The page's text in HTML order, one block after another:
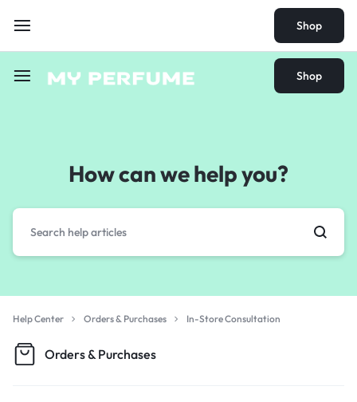
Shop
Shop
How can we help you?
Help Center Orders & Purchases In-Store Consultation
Orders & Purchases